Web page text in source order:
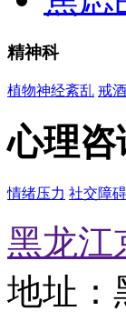
精神科
植物神经紊乱 戒
心理咨
情绪压力 社交障碍
黑龙江
地址：